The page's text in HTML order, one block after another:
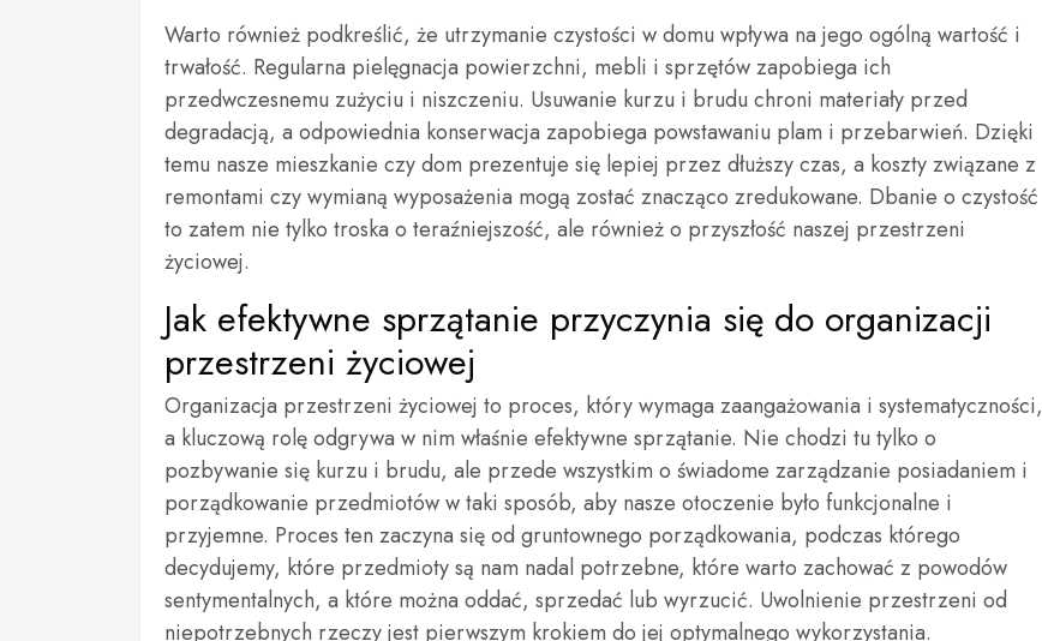
Warto również podkreślić, że utrzymanie czystości w domu wpływa na jego ogólną wartość i
trwałość. Regularna pielęgnacja powierzchni, mebli i sprzętów zapobiega ich
przedwczesnemu zużyciu i niszczeniu. Usuwanie kurzu i brudu chroni materiały przed
degradacją, a odpowiednia konserwacja zapobiega powstawaniu plam i przebarwień. Dzięki
temu nasze mieszkanie czy dom prezentuje się lepiej przez dłuższy czas, a koszty związane z
remontami czy wymianą wyposażenia mogą zostać znacząco zredukowane. Dbanie o czystość
to zatem nie tylko troska o teraźniejszość, ale również o przyszłość naszej przestrzeni
życiowej.
Jak efektywne sprzątanie przyczynia się do organizacji
przestrzeni życiowej
Organizacja przestrzeni życiowej to proces, który wymaga zaangażowania i systematyczności,
a kluczową rolę odgrywa w nim właśnie efektywne sprzątanie. Nie chodzi tu tylko o
pozbywanie się kurzu i brudu, ale przede wszystkim o świadome zarządzanie posiadaniem i
porządkowanie przedmiotów w taki sposób, aby nasze otoczenie było funkcjonalne i
przyjemne. Proces ten zaczyna się od gruntownego porządkowania, podczas którego
decydujemy, które przedmioty są nam nadal potrzebne, które warto zachować z powodów
sentymentalnych, a które można oddać, sprzedać lub wyrzucić. Uwolnienie przestrzeni od
niepotrzebnych rzeczy jest pierwszym krokiem do jej optymalnego wykorzystania.